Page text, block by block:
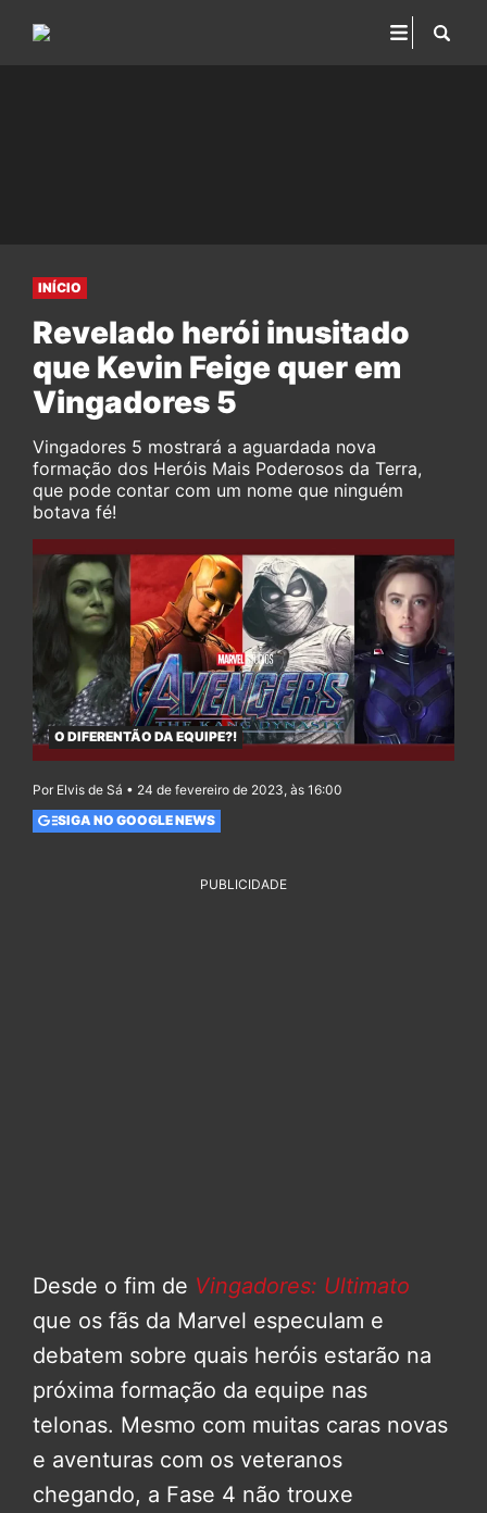
INÍCIO
Revelado herói inusitado
que Kevin Feige quer em
Vingadores 5
Vingadores 5 mostrará a aguardada nova
formação dos Heróis Mais Poderosos da Terra,
que pode contar com um nome que ninguém
botava fé!
O DIFERENTÃO DA EQUIPE?!
Por Elvis de Sá • 24 de fevereiro de 2023, às 16:00
SIGA NO GOOGLE NEWS
PUBLICIDADE
Desde o fim de Vingadores: Ultimato
que os fãs da Marvel especulam e
debatem sobre quais heróis estarão na
próxima formação da equipe nas
telonas. Mesmo com muitas caras novas
e aventuras com os veteranos
chegando, a Fase 4 não trouxe